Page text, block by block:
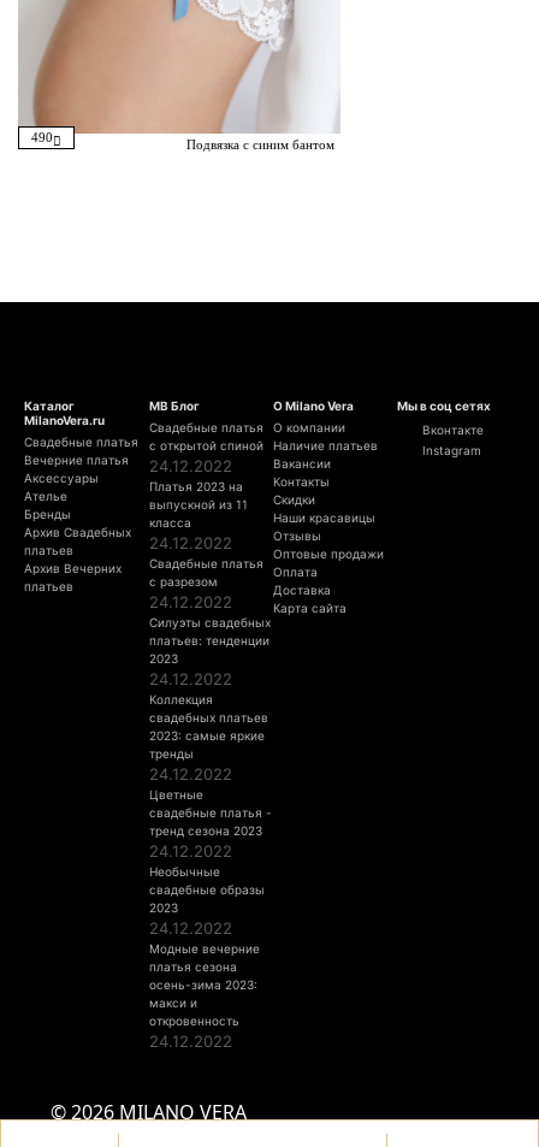
490 Подвязка с синим бантом
Каталог
MilanoVera.ru
Свадебные платья
Вечерние платья
Аксессуары
Ателье
Бренды
Архив Свадебных
платьев
Архив Вечерних
платьев
МВ Блог
Свадебные платья
с открытой спиной
24.12.2022
Платья 2023 на
выпускной из 11
класса
24.12.2022
Свадебные платья
с разрезом
24.12.2022
Силуэты свадебных
платьев: тенденции
2023
24.12.2022
Коллекция
свадебных платьев
2023: самые яркие
тренды
24.12.2022
Цветные
свадебные платья -
тренд сезона 2023
24.12.2022
Необычные
свадебные образы
2023
24.12.2022
Модные вечерние
платья сезона
осень-зима 2023:
макси и
откровенность
24.12.2022
О Milano Vera
О компании
Наличие платьев
Вакансии
Контакты
Скидки
Наши красавицы
Отзывы
Оптовые продажи
Оплата
Доставка
Карта сайта
Мы в соц сетях
Вконтакте
Instagram
© 2026 MILANO VERA